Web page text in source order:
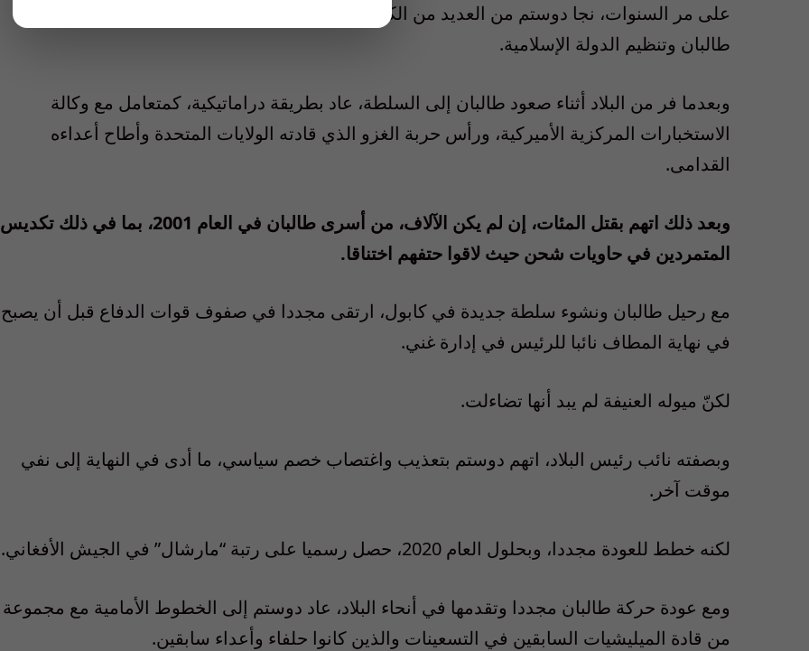
على مر السنوات، نجا دوستم من العديد من الكمائن ومحاولات الاغتيال التي كانت مسؤولة عنها
طالبان وتنظيم الدولة الإسلامية.
وبعدما فر من البلاد أثناء صعود طالبان إلى السلطة، عاد بطريقة دراماتيكية، كمتعامل مع وكالة
الاستخبارات المركزية الأميركية، ورأس حربة الغزو الذي قادته الولايات المتحدة وأطاح أعداءه
القدامى.
وبعد ذلك اتهم بقتل المئات، إن لم يكن الآلاف، من أسرى طالبان في العام 2001، بما في ذلك تكديس
المتمردين في حاويات شحن حيث لاقوا حتفهم اختناقا.
مع رحيل طالبان ونشوء سلطة جديدة في كابول، ارتقى مجددا في صفوف قوات الدفاع قبل أن يصبح
في نهاية المطاف نائبا للرئيس في إدارة غني.
لكنّ ميوله العنيفة لم يبد أنها تضاءلت.
وبصفته نائب رئيس البلاد، اتهم دوستم بتعذيب واغتصاب خصم سياسي، ما أدى في النهاية إلى نفي
موقت آخر.
لكنه خطط للعودة مجددا، وبحلول العام 2020، حصل رسميا على رتبة “مارشال” في الجيش الأفغاني.
ومع عودة حركة طالبان مجددا وتقدمها في أنحاء البلاد، عاد دوستم إلى الخطوط الأمامية مع مجموعة
من قادة الميليشيات السابقين في التسعينات والذين كانوا حلفاء وأعداء سابقين.